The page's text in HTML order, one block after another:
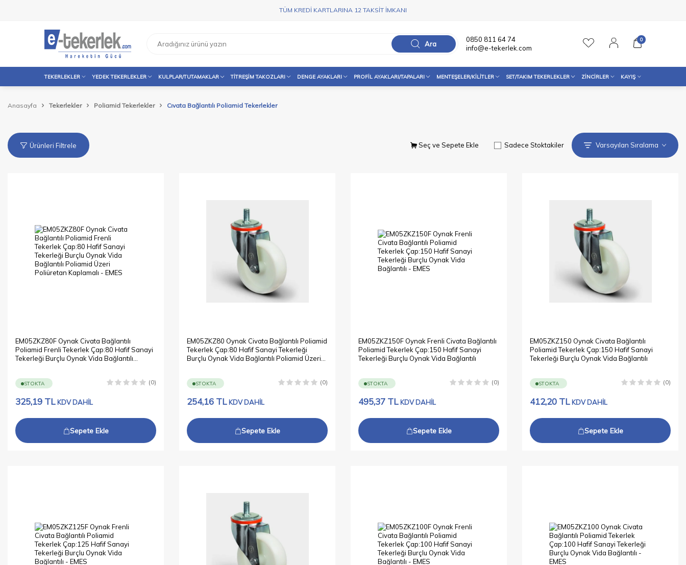
TÜM KREDİ KARTLARINA 12 TAKSİT İMKANI
Ara
0850 811 64 74
info@e-tekerlek.com
0
TEKERLEKLER YEDEK TEKERLEKLER KULPLAR/TUTAMAKLAR TITREŞIM TAKOZLARI DENGE AYAKLARI PROFIL AYAKLARI/TAPALARI MENTEŞELER/KILITLER SET/TAKIM TEKERLEKLER ZINCIRLER KAYIŞ
Anasayfa Tekerlekler Poliamid Tekerlekler Cıvata Bağlantılı Poliamid Tekerlekler
Ürünleri Filtrele Sadece Stoktakiler
Seç ve Sepete Ekle
EM05ZKZ80F Oynak Civata Bağlantılı
Poliamid Frenli Tekerlek Çap:80 Hafif Sanayi
Tekerleği Burçlu Oynak Vida Bağlantılı
STOKTA (0)
325,19 TL KDV DAHİL
Sepete Ekle
EM05ZKZ80 Oynak Civata Bağlantılı Poliamid
Tekerlek Çap:80 Hafif Sanayi Tekerleği
Burçlu Oynak Vida Bağlantılı Poliamid Üzeri
STOKTA (0)
254,16 TL KDV DAHİL
Sepete Ekle
EM05ZKZ150F Oynak Frenli Civata Bağlantılı
Poliamid Tekerlek Çap:150 Hafif Sanayi
Tekerleği Burçlu Oynak Vida Bağlantılı
STOKTA (0)
495,37 TL KDV DAHİL
Sepete Ekle
EM05ZKZ150 Oynak Civata Bağlantılı
Poliamid Tekerlek Çap:150 Hafif Sanayi
Tekerleği Burçlu Oynak Vida Bağlantılı
STOKTA (0)
412,20 TL KDV DAHİL
Sepete Ekle